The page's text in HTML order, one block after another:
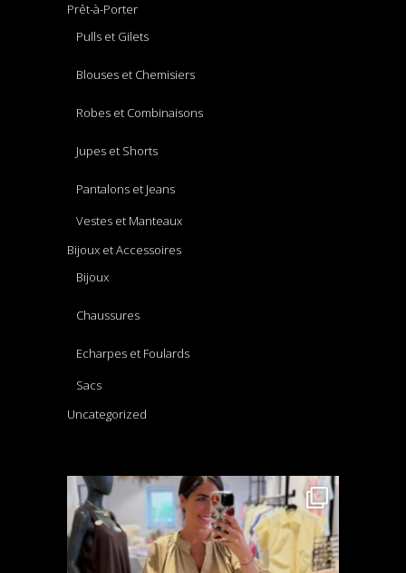
Prêt-à-Porter
Pulls et Gilets
Blouses et Chemisiers
Robes et Combinaisons
Jupes et Shorts
Pantalons et Jeans
Vestes et Manteaux
Bijoux et Accessoires
Bijoux
Chaussures
Echarpes et Foulards
Sacs
Uncategorized